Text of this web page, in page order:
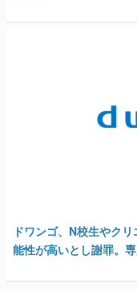
ドワンゴ、N校生やク
能性が高いとし謝罪。